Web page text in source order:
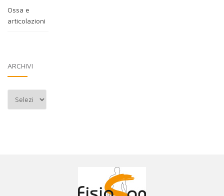
Ossa e
articolazioni
ARCHIVI
Archivi